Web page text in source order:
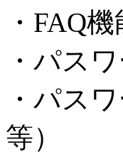
・FAQ
・パス
・パス
等）